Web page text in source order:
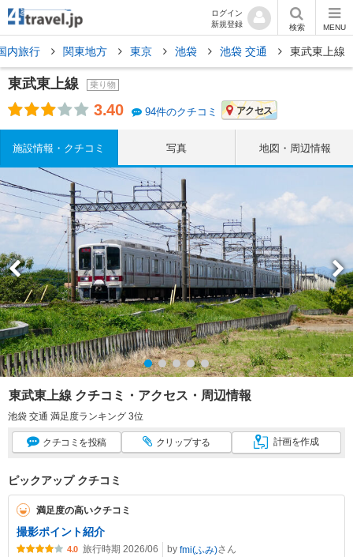
ログイン
新規登録
検索 MENU
内旅行 関東地方 東京 池袋 池袋 交通 東武東上線
東武東上線 乗り物
3.40 94件のクチコミ アクセス
施設情報・クチコミ 写真 地図・周辺情報
東武東上線 クチコミ・アクセス・周辺情報
池袋 交通 満足度ランキング 3位
クチコミ を投稿 クリップする 計画を作成
ピックアップ クチコミ
満足度の高いクチコミ
撮影ポイント紹介
4.0 旅行時期 2026/06 by fmi(ふみ)さん